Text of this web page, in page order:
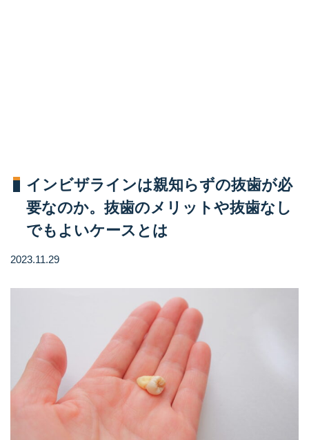
インビザラインは親知らずの抜歯が必
要なのか。抜歯のメリットや抜歯なし
でもよいケースとは
2023.11.29